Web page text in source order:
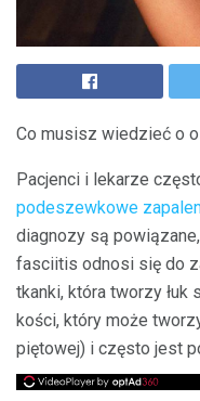
Co musisz wiedzieć o
Pacjenci i lekarze
podeszewkowe
diagnozy są
fasciitis odnosi się do
tkanki, która tworzy łuk
kości, który może
piętowej) i często jest